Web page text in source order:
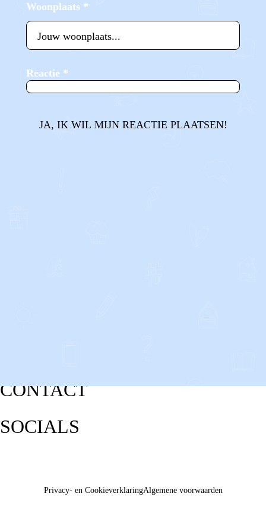
Woonplaats *
Reactie *
JA, IK WIL MIJN REACTIE PLAATSEN!
CONTACT
SOCIALS
Privacy- en CookieverklaringAlgemene voorwaarden